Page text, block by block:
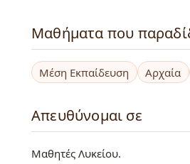
Μαθήματα που
Μέση Εκπαίδευση Αρχαία
Απευθύνομαι σε
Μαθητές Λυκείου